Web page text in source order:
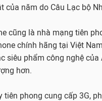
của năm do Câu Lạc bộ
cũng là nhà mạng tiên
chính hãng tại Việt
siêu phẩm công nghệ
hơn.
phong cung cấp 3G,